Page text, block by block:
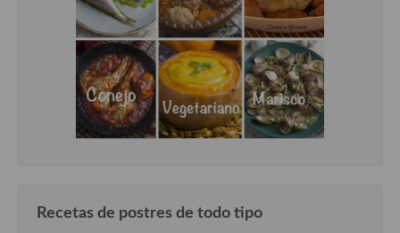
Recetas de postres de todo tipo